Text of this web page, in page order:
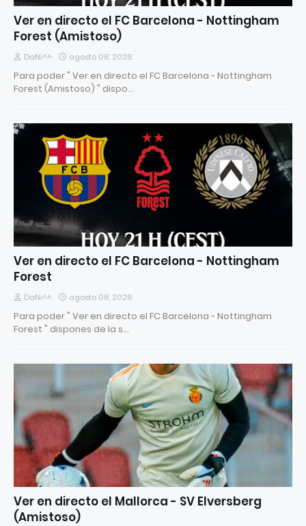
Ver en directo el FC Barcelona - Nottingham
Forest (Amistoso)
DaNi^^ agosto 08, 2026
Para poder " Ver en directo el FC Barcelona - Nottingham
Forest (Amistoso) " dispo…
Ver en directo el FC Barcelona - Nottingham
Forest
DaNi^^ agosto 08, 2026
Para poder " Ver en directo el FC Barcelona - Nottingham
Forest " dispones de la s…
Ver en directo el Mallorca - SV Elversberg
(Amistoso)